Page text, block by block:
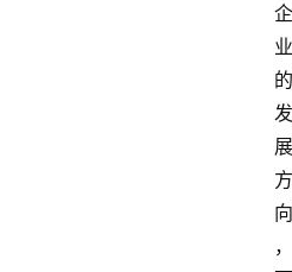
企
业
的
发
展
方
向
，